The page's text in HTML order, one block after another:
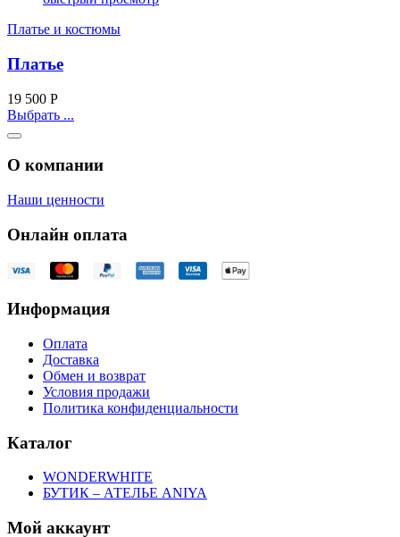
Платье и костюмы
Платье
19 500 Р
Выбрать ...
О компании
Наши ценности
Онлайн оплата
Информация
Оплата
Доставка
Обмен и возврат
Условия продажи
Политика конфиденциальности
Каталог
WONDERWHITE
БУТИК – АТЕЛЬЕ ANIYA
Мой аккаунт